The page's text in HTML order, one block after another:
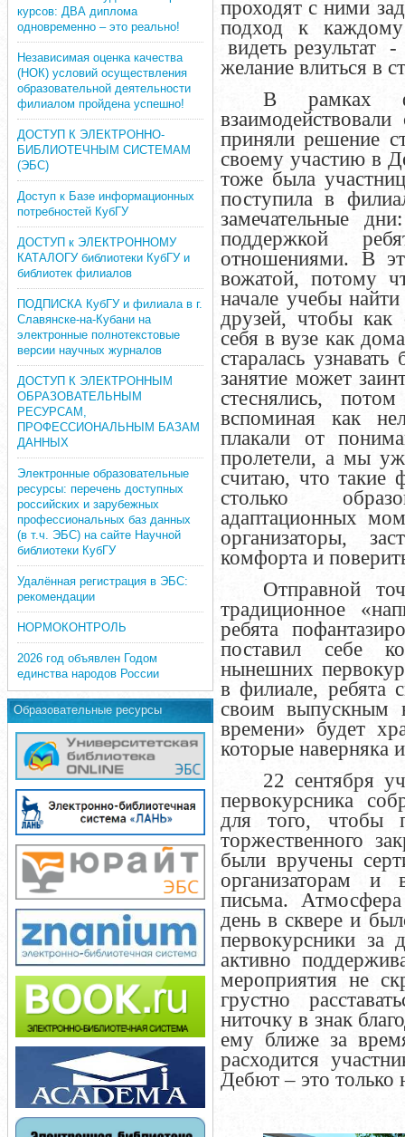
курсов: ДВА диплома
одновременно – это реально!
Независимая оценка качества
(НОК) условий осуществления
образовательной деятельности
филиалом пройдена успешно!
ДОСТУП К ЭЛЕКТРОННО-
БИБЛИОТЕЧНЫМ СИСТЕМАМ
(ЭБС)
Доступ к Базе информационных
потребностей КубГУ
ДОСТУП к ЭЛЕКТРОННОМУ
КАТАЛОГУ библиотеки КубГУ и
библиотек филиалов
ПОДПИСКА КубГУ и филиала в г.
Славянске-на-Кубани на
электронные полнотекстовые
версии научных журналов
ДОСТУП К ЭЛЕКТРОННЫМ
ОБРАЗОВАТЕЛЬНЫМ
РЕСУРСАМ,
ПРОФЕССИОНАЛЬНЫМ БАЗАМ
ДАННЫХ
Электронные образовательные
ресурсы: перечень доступных
российских и зарубежных
профессиональных баз данных
(в т.ч. ЭБС) на сайте Научной
библиотеки КубГУ
Удалённая регистрация в ЭБС:
рекомендации
НОРМОКОНТРОЛЬ
2026 год объявлен Годом
единства народов России
Образовательные ресурсы
проходят с ними
подход к
видеть результат
желание влиться в
В рамках
приняли решение
своему участию в
тоже была
поступила в
замечательные
поддержкой
отношениями. В
вожатой, потому
начале учебы
друзей, чтобы как
себя в вузе как
старалась
занятие может
стеснялись,
вспоминая как
плакали от
пролетели, а мы
считаю, что такие
столько
адаптационных
организаторы,
комфорта и
Отправной
традиционное
ребята
поставил себе
нынешних
в филиале, ребята
своим выпускным
времени» будет
которые наверняка
22 сентября
первокурсника
для того, чтобы
торжественного
были вручены
организаторам и
письма.
день в сквере и
первокурсники
активно
мероприятия не
грустно
ниточку в знак
ему ближе за
расходится
Дебют – это только